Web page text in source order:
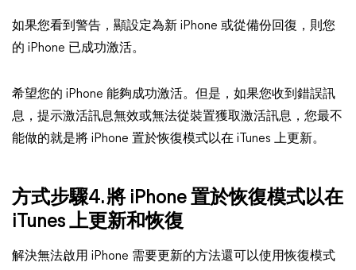
如果您看到警告，顯設定為新 iPhone 或從備份回復，則您
的 iPhone 已成功激活。
希望您的 iPhone 能夠成功激活。但是，如果您收到錯誤訊
息，提示激活訊息無效或無法從裝置獲取激活訊息，您最不
能做的就是將 iPhone 置於恢復模式以在 iTunes 上更新。
方式步驟4. 將 iPhone 置於恢復模式以在
iTunes 上更新和恢復
解決無法啟用 iPhone 需要更新的方法還可以使用恢復模式